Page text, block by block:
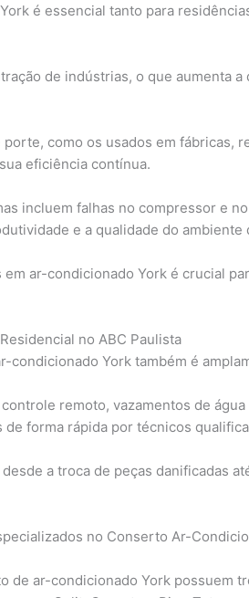
é essencial tanto para
de indústrias, o que aumenta
como os usados em fábricas,
eficiência contínua.
incluem falhas no compressor e
e a qualidade do ambiente
ar-condicionado York é crucial
no ABC Paulista
condicionado York também é
remoto, vazamentos de
forma rápida por técnicos
a troca de peças danificadas
no Conserto Ar-
de ar-condicionado York possuem